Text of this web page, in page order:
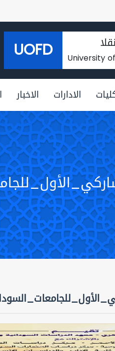
University
UOFD
الادارات الاخبار